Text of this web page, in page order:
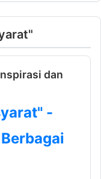
dan
-